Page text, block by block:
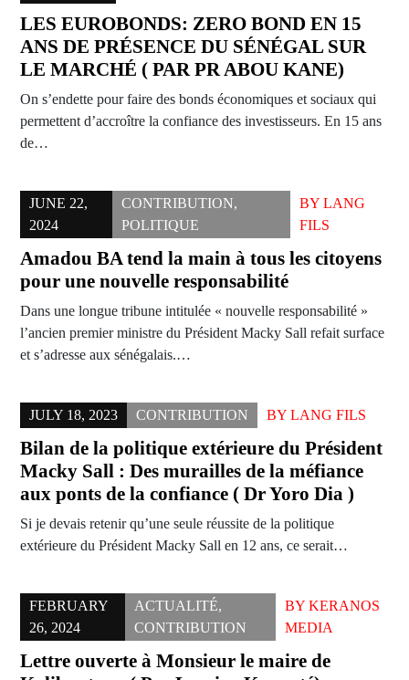
LES EUROBONDS: ZERO BOND EN 15
ANS DE PRÉSENCE DU SÉNÉGAL SUR
LE MARCHÉ ( PAR PR ABOU KANE)
On s’endette pour faire des bonds économiques et sociaux qui
permettent d’accroître la confiance des investisseurs. En 15 ans
de…
JUNE 22,
2024
CONTRIBUTION,
POLITIQUE
BY LANG
FILS
Amadou BA tend la main à tous les citoyens
pour une nouvelle responsabilité
Dans une longue tribune intitulée « nouvelle responsabilité »
l’ancien premier ministre du Président Macky Sall refait surface
et s’adresse aux sénégalais.…
JULY 18, 2023 CONTRIBUTION BY LANG FILS
Bilan de la politique extérieure du Président
Macky Sall : Des murailles de la méfiance
aux ponts de la confiance ( Dr Yoro Dia )
Si je devais retenir qu’une seule réussite de la politique
extérieure du Président Macky Sall en 12 ans, ce serait…
FEBRUARY
26, 2024
ACTUALITÉ,
CONTRIBUTION
BY KERANOS
MEDIA
Lettre ouverte à Monsieur le maire de